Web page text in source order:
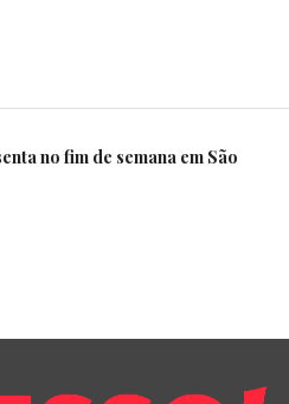
no fim de semana em São